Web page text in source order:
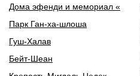
Дома эфенди и мемориал «
Парк Ган-ха-шлоша
Гуш-Халав
Бейт-Шеан